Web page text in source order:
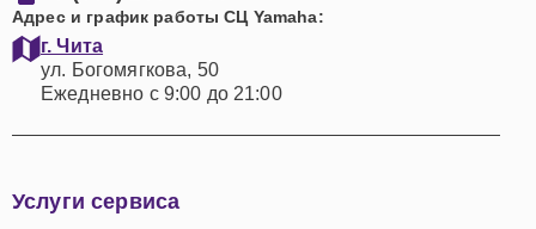
Адрес и график работы СЦ Yamaha:
г. Чита
ул. Богомягкова, 50
Ежедневно с 9:00 до 21:00
Услуги сервиса